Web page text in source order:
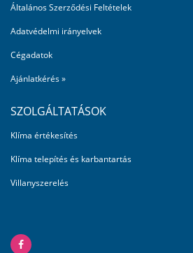
Általános Szerződési Feltételek
Adatvédelmi irányelvek
Cégadatok
Ajánlatkérés »
SZOLGÁLTATÁSOK
Klíma értékesítés
Klíma telepítés és karbantartás
Villanyszerelés